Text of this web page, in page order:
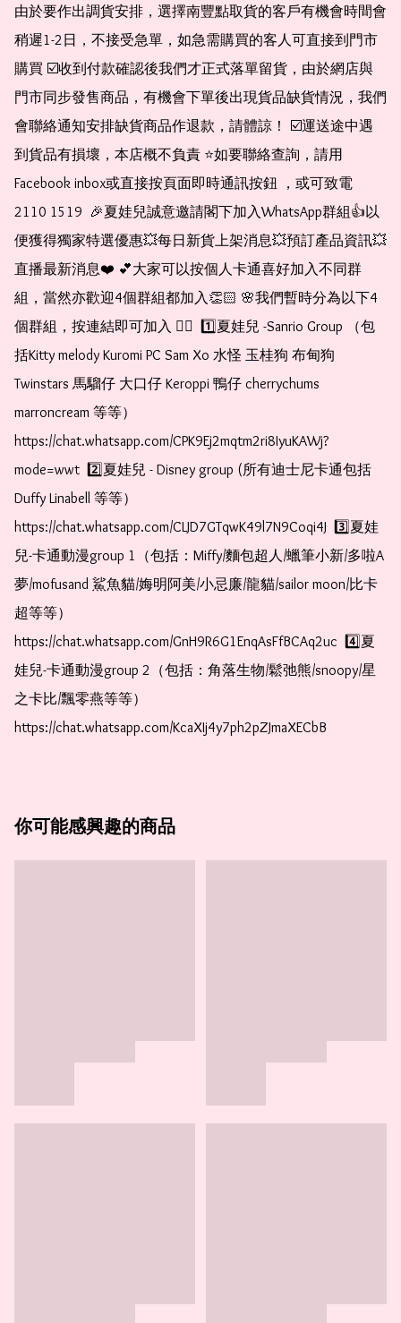
由於要作出調貨安排，選擇南豐點取貨的客戶有機會時間會
稍遲1-2日，不接受急單，如急需購買的客人可直接到門市
購買 ☑️收到付款確認後我們才正式落單留貨，由於網店與
門市同步發售商品，有機會下單後出現貨品缺貨情況，我們
會聯絡通知安排缺貨商品作退款，請體諒！ ☑️運送途中遇
到貨品有損壞，本店概不負責 ⭐️如要聯絡查詢，請用
Facebook inbox或直接按頁面即時通訊按鈕 ，或可致電
2110 1519  🎉夏娃兒誠意邀請閣下加入WhatsApp群組👍以
便獲得獨家特選優惠💥每日新貨上架消息💥預訂產品資訊💥
直播最新消息❤️ 💕大家可以按個人卡通喜好加入不同群
組，當然亦歡迎4個群組都加入👏🏻 🌸我們暫時分為以下4
個群組，按連結即可加入 👇🏻  1️⃣夏娃兒 -Sanrio Group （包
括Kitty melody Kuromi PC Sam Xo 水怪 玉桂狗 布甸狗
Twinstars 馬騮仔 大口仔 Keroppi 鴨仔 cherrychums
marroncream 等等）
https://chat.whatsapp.com/CPK9Ej2mqtm2ri8IyuKAWj?
mode=wwt  2️⃣夏娃兒 - Disney group (所有迪士尼卡通包括
Duffy Linabell 等等）
https://chat.whatsapp.com/CLJD7GTqwK49l7N9Coqi4J  3️⃣夏娃
兒-卡通動漫group 1（包括：Miffy/麵包超人/蠟筆小新/多啦A
夢/mofusand 鯊魚貓/娒明阿美/小忌廉/龍貓/sailor moon/比卡
超等等）
https://chat.whatsapp.com/GnH9R6G1EnqAsFfBCAq2uc  4️⃣夏
娃兒-卡通動漫group 2（包括：角落生物/鬆弛熊/snoopy/星
之卡比/飄零燕等等）
https://chat.whatsapp.com/KcaXIj4y7ph2pZJmaXECbB
你可能感興趣的商品